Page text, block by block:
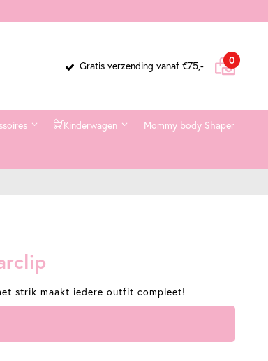
Cart
0items
Gratis verzending vanaf €75,-
Kinderwagen Mommy body Shaper
strik maakt iedere outfit compleet!